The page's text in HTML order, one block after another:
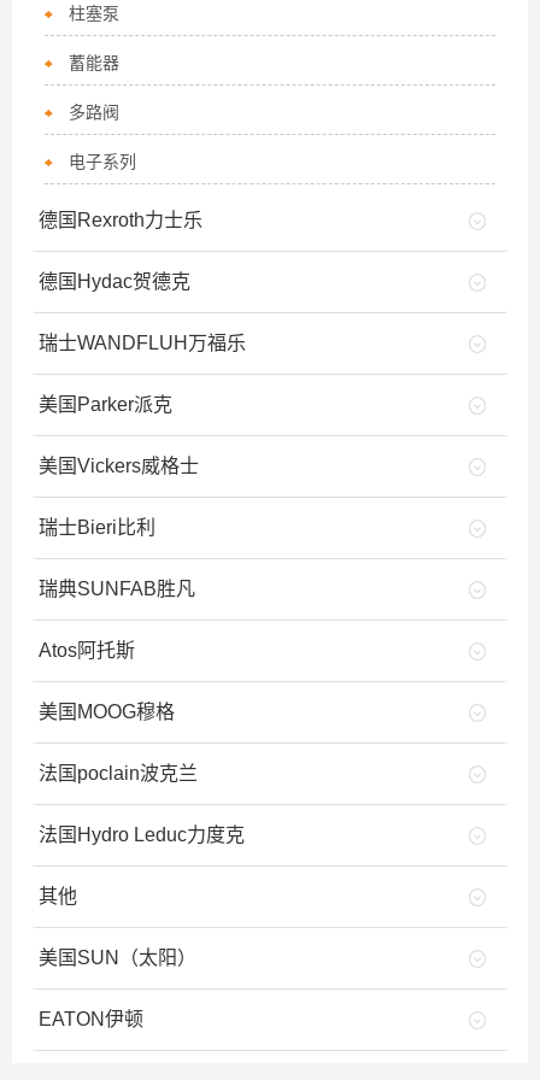
柱塞泵
蓄能器
多路阀
电子系列
德国Rexroth力士乐
德国Hydac贺德克
瑞士WANDFLUH万福乐
美国Parker派克
美国Vickers威格士
瑞士Bieri比利
瑞典SUNFAB胜凡
Atos阿托斯
美国MOOG穆格
法国poclain波克兰
法国Hydro Leduc力度克
其他
美国SUN（太阳）
EATON伊顿